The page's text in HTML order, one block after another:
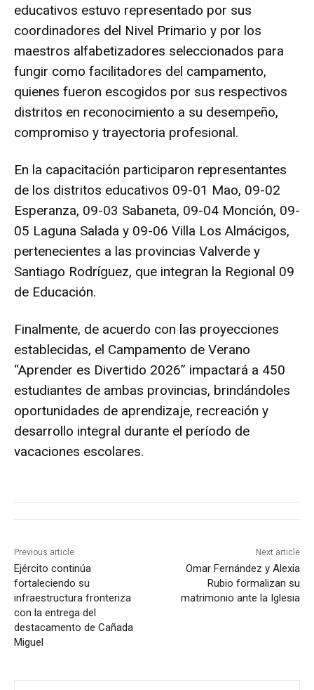
educativos estuvo representado por sus
coordinadores del Nivel Primario y por los
maestros alfabetizadores seleccionados para
fungir como facilitadores del campamento,
quienes fueron escogidos por sus respectivos
distritos en reconocimiento a su desempeño,
compromiso y trayectoria profesional.
En la capacitación participaron representantes
de los distritos educativos 09-01 Mao, 09-02
Esperanza, 09-03 Sabaneta, 09-04 Monción, 09-
05 Laguna Salada y 09-06 Villa Los Almácigos,
pertenecientes a las provincias Valverde y
Santiago Rodríguez, que integran la Regional 09
de Educación.
Finalmente, de acuerdo con las proyecciones
establecidas, el Campamento de Verano
“Aprender es Divertido 2026” impactará a 450
estudiantes de ambas provincias, brindándoles
oportunidades de aprendizaje, recreación y
desarrollo integral durante el período de
vacaciones escolares.
Previous article
Ejército continúa
fortaleciendo su
infraestructura fronteriza
con la entrega del
destacamento de Cañada
Miguel
Next article
Omar Fernández y Alexia
Rubio formalizan su
matrimonio ante la Iglesia